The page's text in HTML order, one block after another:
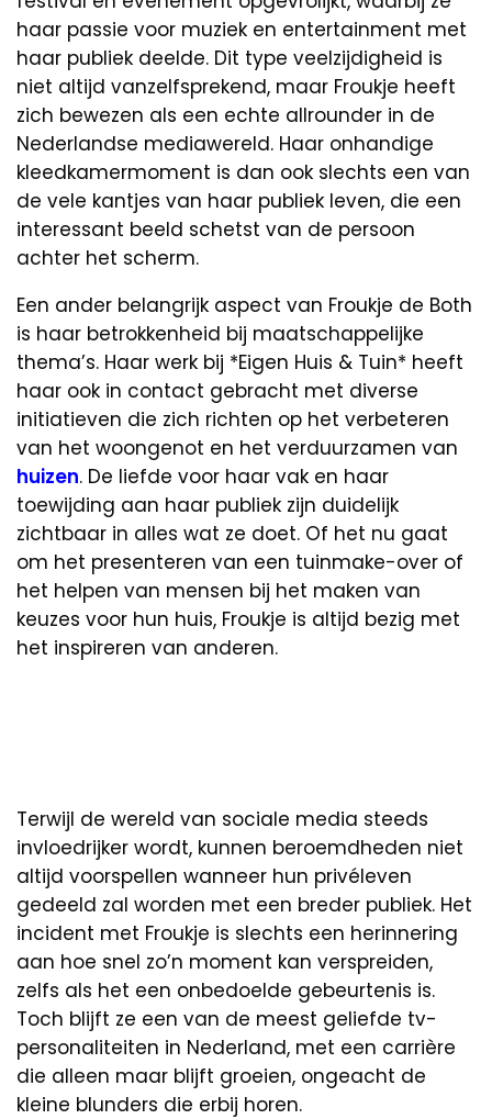
haar passie voor muziek en entertainment met
haar publiek deelde. Dit type veelzijdigheid is
niet altijd vanzelfsprekend, maar Froukje heeft
zich bewezen als een echte allrounder in de
Nederlandse mediawereld. Haar onhandige
kleedkamermoment is dan ook slechts een van
de vele kantjes van haar publiek leven, die een
interessant beeld schetst van de persoon
achter het scherm.
Een ander belangrijk aspect van Froukje de Both
is haar betrokkenheid bij maatschappelijke
thema’s. Haar werk bij *Eigen Huis & Tuin* heeft
haar ook in contact gebracht met diverse
initiatieven die zich richten op het verbeteren
van het woongenot en het verduurzamen van
huizen. De liefde voor haar vak en haar
toewijding aan haar publiek zijn duidelijk
zichtbaar in alles wat ze doet. Of het nu gaat
om het presenteren van een tuinmake-over of
het helpen van mensen bij het maken van
keuzes voor hun huis, Froukje is altijd bezig met
het inspireren van anderen.
Terwijl de wereld van sociale media steeds
invloedrijker wordt, kunnen beroemdheden niet
altijd voorspellen wanneer hun privéleven
gedeeld zal worden met een breder publiek. Het
incident met Froukje is slechts een herinnering
aan hoe snel zo’n moment kan verspreiden,
zelfs als het een onbedoelde gebeurtenis is.
Toch blijft ze een van de meest geliefde tv-
personaliteiten in Nederland, met een carrière
die alleen maar blijft groeien, ongeacht de
kleine blunders die erbij horen.